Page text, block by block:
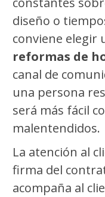
diseño o
conviene elegir
reformas de
canal de
una persona
será más fácil
malentendidos.
La atención al
firma del
acompaña al